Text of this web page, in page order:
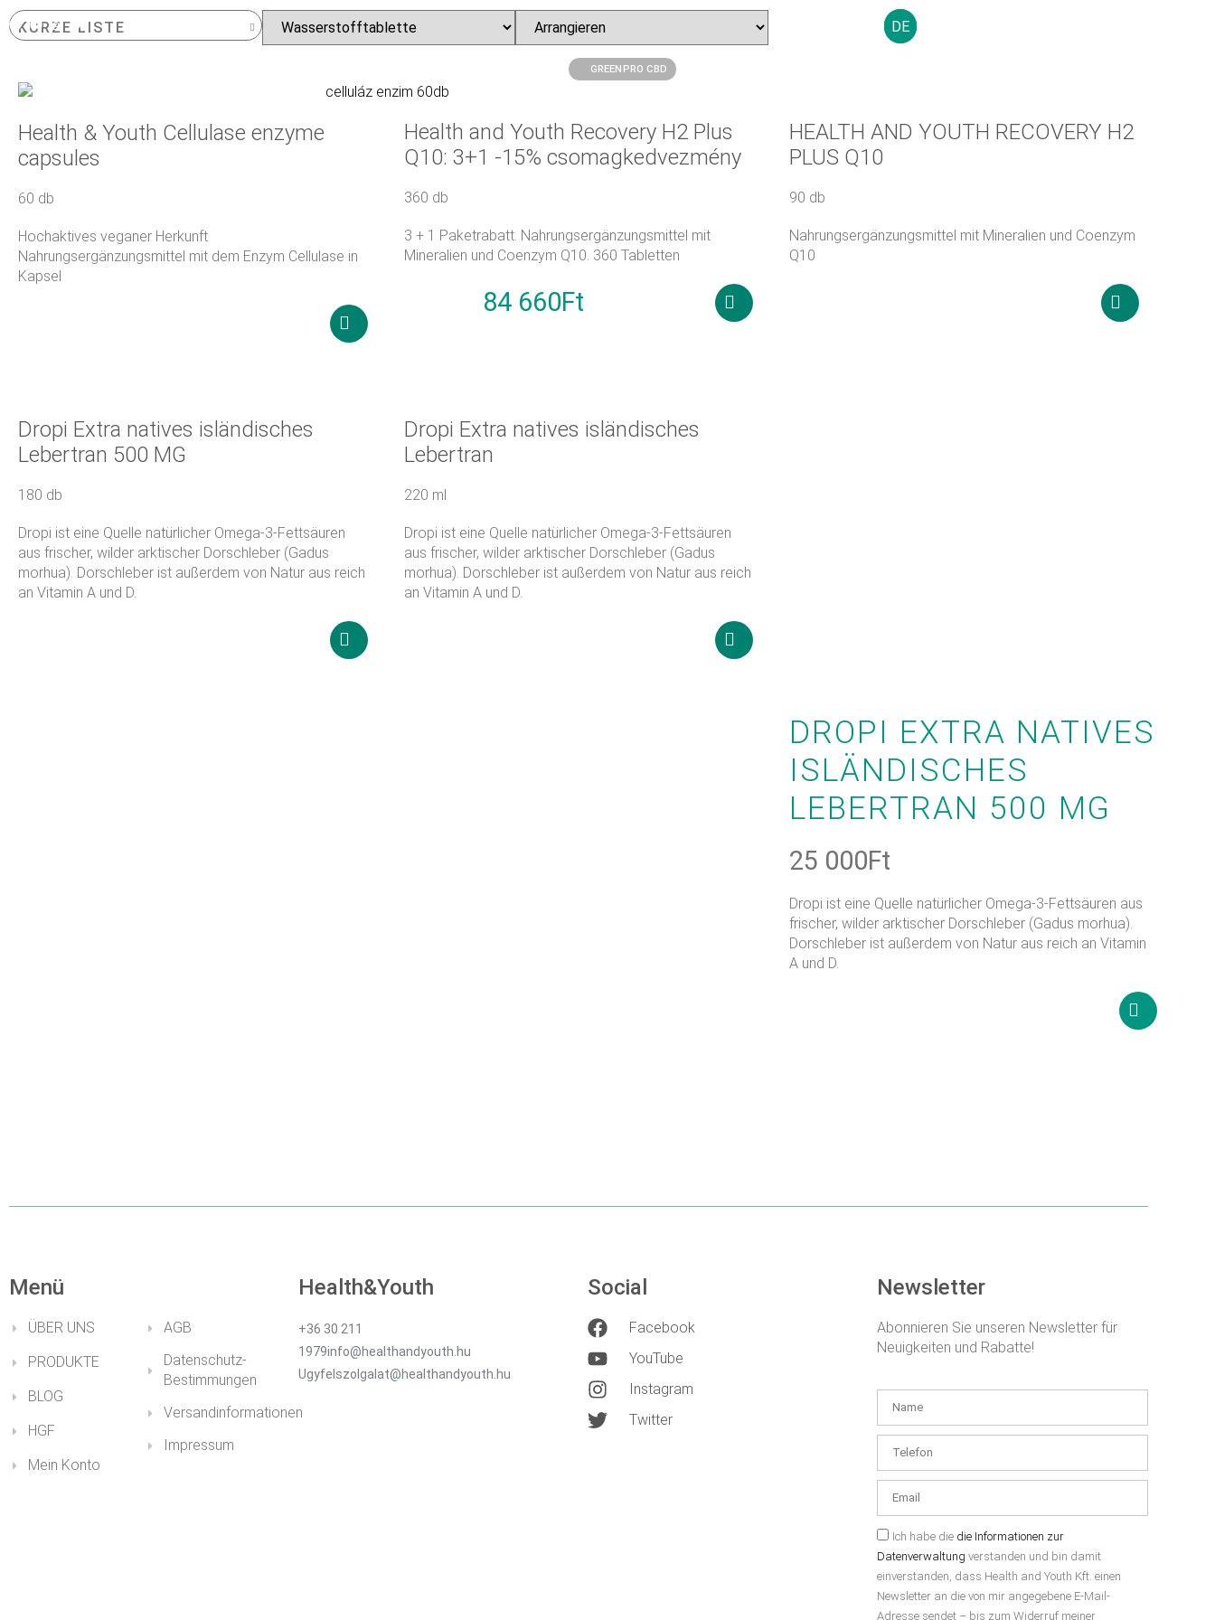
DE
GREENPRO CBD
KURZE LISTE
BELIEBTE PRODUKTE
Health & Youth Cellulase enzyme
capsules
60 db
Hochaktives veganer Herkunft
Nahrungsergänzungsmittel mit dem Enzym Cellulase in
Kapsel
Health and Youth Recovery H2 Plus
Q10: 3+1 -15% csomagkedvezmény
360 db
3 + 1 Paketrabatt. Nahrungsergänzungsmittel mit
Mineralien und Coenzym Q10. 360 Tabletten
84 660Ft
HEALTH AND YOUTH RECOVERY H2
PLUS Q10
90 db
Nahrungsergänzungsmittel mit Mineralien und Coenzym
Q10
Dropi Extra natives isländisches
Lebertran 500 MG
180 db
Dropi ist eine Quelle natürlicher Omega-3-Fettsäuren
aus frischer, wilder arktischer Dorschleber (Gadus
morhua). Dorschleber ist außerdem von Natur aus reich
an Vitamin A und D.
Dropi Extra natives isländisches
Lebertran
220 ml
Dropi ist eine Quelle natürlicher Omega-3-Fettsäuren
aus frischer, wilder arktischer Dorschleber (Gadus
morhua). Dorschleber ist außerdem von Natur aus reich
an Vitamin A und D.
DROPI EXTRA NATIVES
ISLÄNDISCHES
LEBERTRAN 500 MG
25 000Ft
Dropi ist eine Quelle natürlicher Omega-3-Fettsäuren aus
frischer, wilder arktischer Dorschleber (Gadus morhua).
Dorschleber ist außerdem von Natur aus reich an Vitamin
A und D.
Menü
ÜBER UNS
PRODUKTE
BLOG
HGF
Mein Konto
AGB
Datenschutz-
Bestimmungen
Versandinformationen
Impressum
Health&Youth
+36 30 211
1979info@healthandyouth.hu
Ugyfelszolgalat@healthandyouth.hu
Social
Facebook
YouTube
Instagram
Twitter
Newsletter
Abonnieren Sie unseren Newsletter für
Neuigkeiten und Rabatte!
Ich habe die die Informationen zur
Datenverwaltung verstanden und bin damit
einverstanden, dass Health and Youth Kft. einen
Newsletter an die von mir angegebene E-Mail-
Adresse sendet – bis zum Widerruf meiner